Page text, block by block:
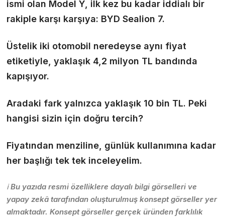
ismi olan Model Y, ilk kez bu kadar iddialı bir
rakiple karşı karşıya: BYD Sealion 7.
Üstelik iki otomobil neredeyse aynı fiyat
etiketiyle, yaklaşık 4,2 milyon TL bandında
kapışıyor.
Aradaki fark yalnızca yaklaşık 10 bin TL. Peki
hangisi sizin için doğru tercih?
Fiyatından menziline, günlük kullanımına kadar
her başlığı tek tek inceleyelim.
ℹ️ Bu yazıda resmi özelliklere dayalı bilgi görselleri ve
yapay zekâ tarafından oluşturulmuş konsept görseller yer
almaktadır. Konsept görseller gerçek üründen farklılık